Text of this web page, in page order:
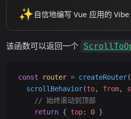
✨自信地编写 Vue 应用的
该函数可以返回一个
const router = createRouter
  scrollBehavior
(to, from,
    // 始终滚动到顶部
    return
{ top: 0 }